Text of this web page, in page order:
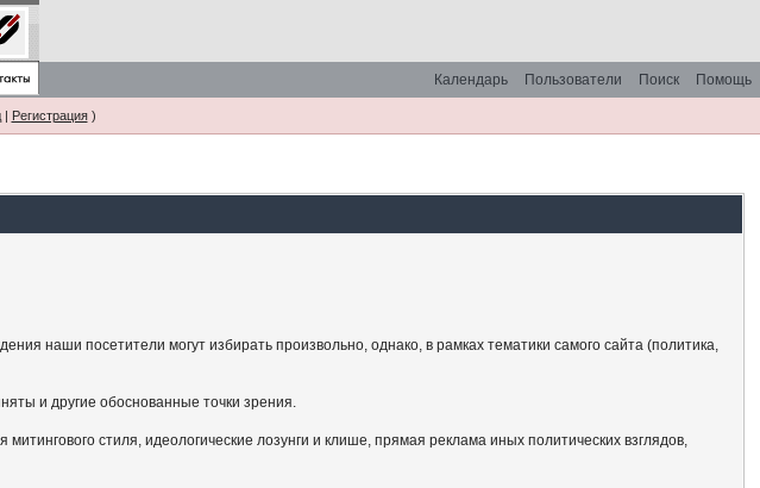
Помощь
Поиск
Пользователи
Календарь
| Регистрация)
наши посетители могут избирать произвольно, однако, в рамках тематики самого сайта (политика,
и другие обоснованные точки зрения.
стиля, идеологические лозунги и клише, прямая реклама иных политических взглядов,